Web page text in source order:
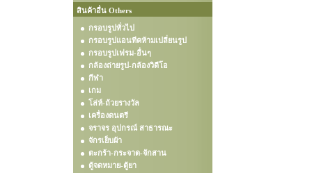
สินค้าอื่น Others
กรอบรูปทั่วไป
กรอบรูปแอนทีคห้ามเปลี่ยนรูป
กรอบรูปเฟรม-อื่นๆ
กล้องถ่ายรูป-กล้องวิดีโอ
กีฬา
เกม
โล่ห์-ถ้วยรางวัล
เครื่องดนตรี
จราจร อุปกรณ์ สาธารณะ
จักรเย็บผ้า
ตะกร้า-กระจาด-จักสาน
ตู้จดหมาย-ตู้ยา